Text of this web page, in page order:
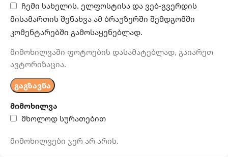
მიმოხილვა
მხოლოდ სურათებით
მიმოხილვები ჯერ არ არის.
ჩემი სახელის. ელფოსტისა და ვებ-გვერდის
მისამართის შენახვა ამ ბრაუზერში შემდგომში
კომენტარებში გამოსაყენებლად.
მიმოხილვაში ფოტოების დასამატებლად, გაიარეთ
ავტორიზაცია.